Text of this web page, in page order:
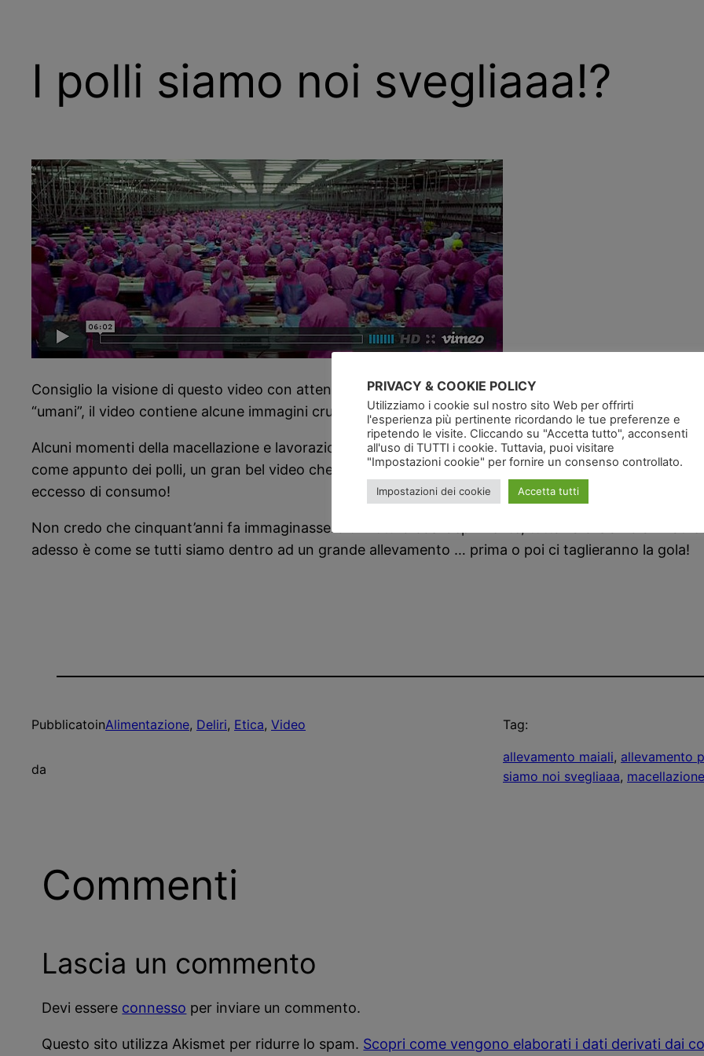
I polli siamo noi svegliaaa!?
Consiglio la visione di questo video con attenzione, vedrete poi le molte analogie tra i polli in
“umani”, il video contiene alcune immagini cruente per cui i sensibili facciano attenzione evitando di
Alcuni momenti della macellazione e lavorazione delle carni sono girate in allevamenti cinesi, da
come appunto dei polli, un gran bel video che ha come risultato finale la grande distribuzione ed i
eccesso di consumo!
Non credo che cinquant’anni fa immaginassero un futuro così deprimente, tuttavia ci siamo arrivati
adesso è come se tutti siamo dentro ad un grande allevamento … prima o poi ci taglieranno la gola!
PubblicatoinAlimentazione, Deliri, Etica, Video
da
Tag:
allevamento maiali, allevamento
siamo noi svegliaaa,
Commenti
Lascia un commento
Devi essere connesso per inviare un commento.
Questo sito utilizza Akismet per ridurre lo spam. Scopri come vengono elaborati i dati derivati dai
PRIVACY & COOKIE POLICY
Utilizziamo i cookie sul nostro sito Web per offrirti
l'esperienza più pertinente ricordando le tue preferenze e
ripetendo le visite. Cliccando su "Accetta tutto", acconsenti
all'uso di TUTTI i cookie. Tuttavia, puoi visitare
"Impostazioni cookie" per fornire un consenso controllato.
Impostazioni dei cookie Accetta tutti